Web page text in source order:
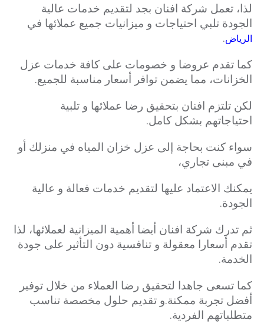
لذا، تعمل شركة افنان بجد لتقديم خدمات عالية
الجودة تلبي احتياجات و ميزانيات جميع عملائها في
الرياض.
كما تقدم عروضا و خصومات على كافة خدمات عزل
الخزانات، مما يضمن توافر أسعار مناسبة للجميع.
لكن تلتزم افنان بتحقيق رضا عملائها و تلبية
احتياجاتهم بشكل كامل.
سواء كنت بحاجة إلى عزل خزان المياه في منزلك أو
في مبنى تجاري،
يمكنك الاعتماد عليها لتقديم خدمات فعالة و عالية
الجودة.
ثم تدرك شركة افنان أيضا أهمية الميزانية لعملائها، لذا
تقدم أسعارا معقولة و تنافسية دون التأثير على جودة
الخدمة.
كما تسعى جاهدا لتحقيق رضا العملاء من خلال توفير
أفضل تجربة ممكنة.و تقديم حلول مخصصة تناسب
متطلباتهم الفردية.